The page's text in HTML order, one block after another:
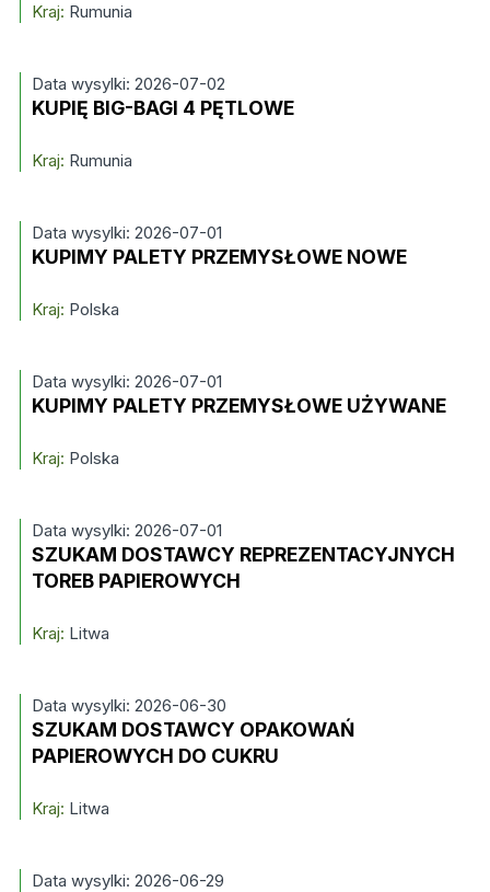
Kraj: Rumunia
Data wysylki: 2026-07-02
KUPIĘ BIG-BAGI 4 PĘTLOWE
Kraj: Rumunia
Data wysylki: 2026-07-01
KUPIMY PALETY PRZEMYSŁOWE NOWE
Kraj: Polska
Data wysylki: 2026-07-01
KUPIMY PALETY PRZEMYSŁOWE UŻYWANE
Kraj: Polska
Data wysylki: 2026-07-01
SZUKAM DOSTAWCY REPREZENTACYJNYCH
TOREB PAPIEROWYCH
Kraj: Litwa
Data wysylki: 2026-06-30
SZUKAM DOSTAWCY OPAKOWAŃ
PAPIEROWYCH DO CUKRU
Kraj: Litwa
Data wysylki: 2026-06-29